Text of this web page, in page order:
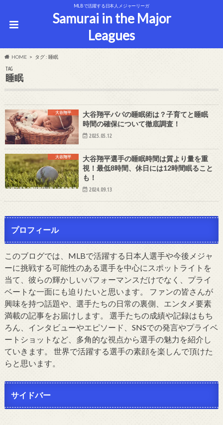
MLBで活躍する日本人メジャーリーガ
Samurai in the Major
Leagues
HOME タグ : 睡眠
TAG
睡眠
大谷翔平
大谷翔平パパの睡眠術は？子育てと睡眠
時間の確保について徹底調査！
2025.05.12
大谷翔平
大谷翔平選手の睡眠時間は質より量を重
視！最低8時間、休日には12時間眠ること
も！
2024.09.13
プロフィール
このブログでは、MLBで活躍する日本人選手や今後メジャ
ーに挑戦する可能性のある選手を中心にスポットライトを
当て、彼らの輝かしいパフォーマンスだけでなく、プライ
ベートな一面にも迫りたいと思います。 ファンの皆さんが
興味を持つ話題や、選手たちの日常の裏側、エンタメ要素
満載の記事をお届けします。 選手たちの成績や記録はもち
ろん、インタビューやエピソード、SNSでの発言やプライベ
ートショットなど、多角的な視点から選手の魅力を紹介し
ていきます。 世界で活躍する選手の素顔を楽しんで頂けた
らと思います。
サイドバー